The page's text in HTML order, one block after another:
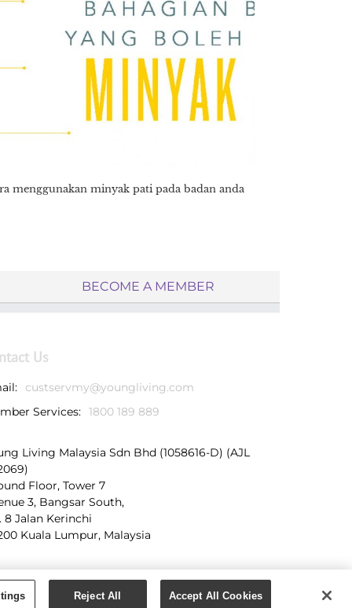
menggunakan minyak pati pada badan anda
BECOME A MEMBER
Us
custservmy@youngliving.com
Services: 1800 189 889
Living Malaysia Sdn Bhd (1058616-D) (AJL
Floor, Tower 7
3, Bangsar South,
8 Jalan Kerinchi
Kuala Lumpur, Malaysia
Reject All Accept All Cookies